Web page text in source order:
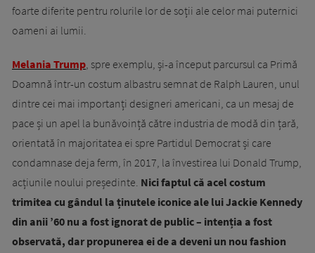
foarte diferite pentru rolurile lor de soții ale celor mai puternici
oameni ai lumii.
Melania Trump, spre exemplu, și-a început parcursul ca Primă
Doamnă într-un costum albastru semnat de Ralph Lauren, unul
dintre cei mai importanți designeri americani, ca un mesaj de
pace și un apel la bunăvoință către industria de modă din țară,
orientată în majoritatea ei spre Partidul Democrat și care
condamnase deja ferm, în 2017, la învestirea lui Donald Trump,
acțiunile noului președinte. Nici faptul că acel costum
trimitea cu gândul la ținutele iconice ale lui Jackie Kennedy
din anii ’60 nu a fost ignorat de public – intenția a fost
observată, dar propunerea ei de a deveni un nou fashion